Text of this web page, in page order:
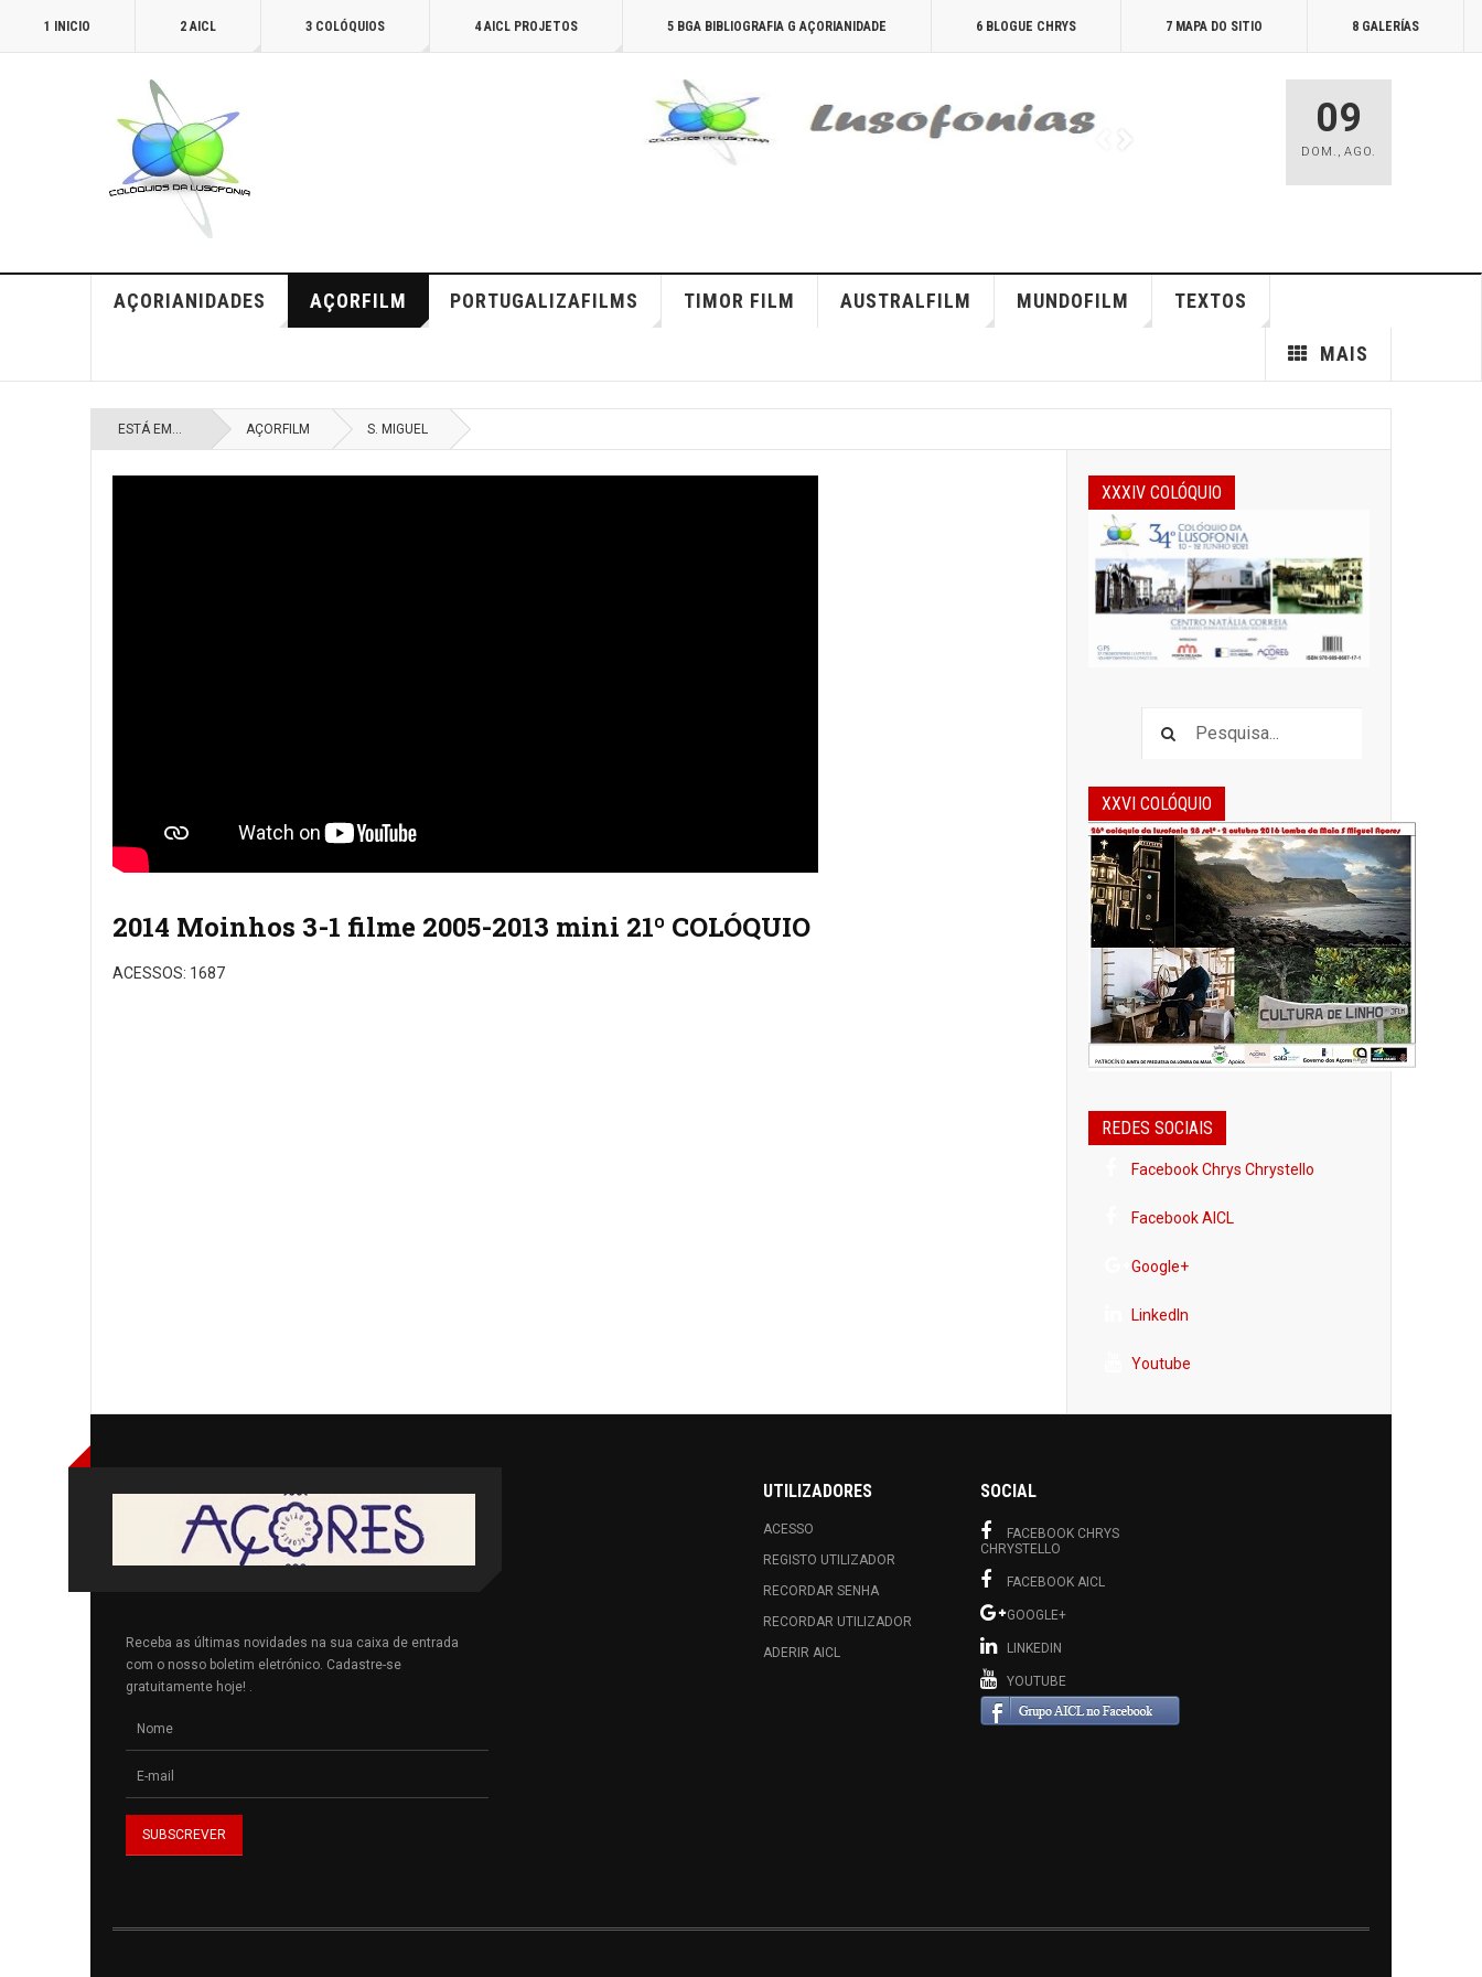
1 INICIO 2 AICL 3 COLÓQUIOS 4 AICL PROJETOS 5 BGA BIBLIOGRAFIA G AÇORIANIDADE 6 BLOGUE CHRYS 7 MAPA DO SITIO 8 GALERÍAS
09
DOM. , AGO.
AÇORIANIDADES AÇORFILM PORTUGALIZAFILMS TIMOR FILM AUSTRALFILM MUNDOFILM TEXTOS
MAIS
ESTÁ EM... AÇORFILM S. MIGUEL
2014 Moinhos 3-1 filme 2005-2013 mini 21º COLÓQUIO
ACESSOS: 1687
XXXIV COLÓQUIO
XXVI COLÓQUIO
REDES SOCIAIS
Facebook Chrys Chrystello
Facebook AICL
Google+
LinkedIn
Youtube
Receba as últimas novidades na sua caixa de entrada
com o nosso boletim eletrónico. Cadastre-se
gratuitamente hoje! .
UTILIZADORES
ACESSO
REGISTO UTILIZADOR
RECORDAR SENHA
RECORDAR UTILIZADOR
ADERIR AICL
SOCIAL
FACEBOOK CHRYS
CHRYSTELLO
FACEBOOK AICL
GOOGLE+
LINKEDIN
YOUTUBE